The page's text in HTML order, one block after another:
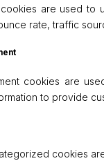
are used to
rate, traffic
cookies are
to provide
cookies